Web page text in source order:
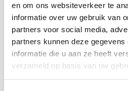
en om ons websiteverkeer te
informatie over uw gebruik van
partners voor social media,
partners kunnen deze
informatie die u aan ze heeft
verzameld op basis van uw